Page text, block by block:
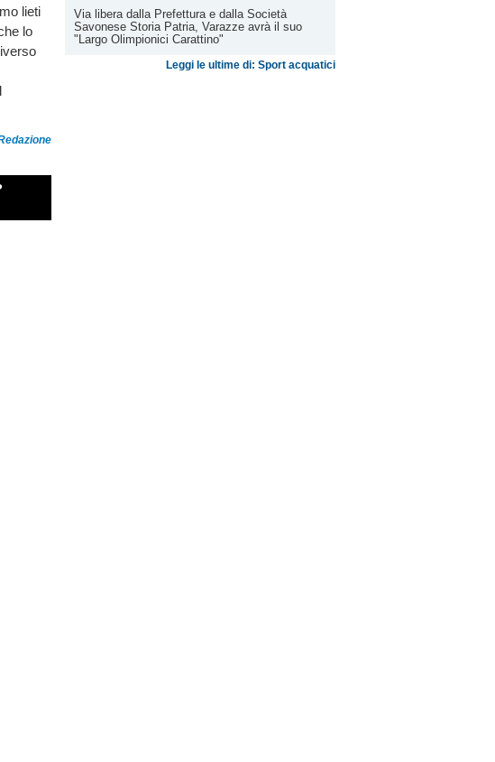
Via libera dalla Prefettura e dalla Società
Savonese Storia Patria, Varazze avrà il suo
"Largo Olimpionici Carattino"
Leggi le ultime di: Sport acquatici
lieti
lo